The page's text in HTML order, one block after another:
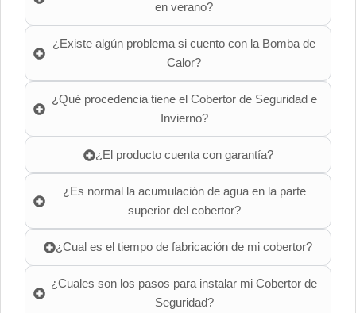
en verano?
¿Existe algún problema si cuento con la Bomba de
Calor?
¿Qué procedencia tiene el Cobertor de Seguridad e
Invierno?
¿El producto cuenta con garantía?
¿Es normal la acumulación de agua en la parte
superior del cobertor?
¿Cual es el tiempo de fabricación de mi cobertor?
¿Cuales son los pasos para instalar mi Cobertor de
Seguridad?